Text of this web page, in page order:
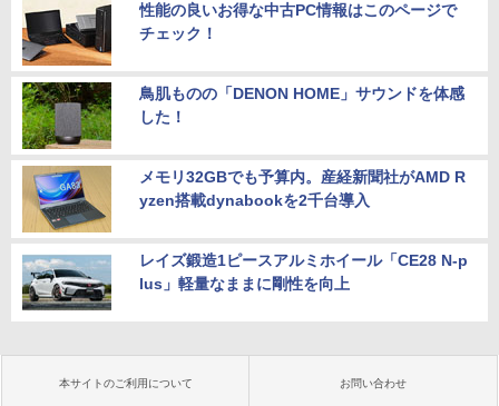
性能の良いお得な中古PC情報はこのページで
チェック！
鳥肌ものの「DENON HOME」サウンドを体感
した！
メモリ32GBでも予算内。産経新聞社がAMD R
yzen搭載dynabookを2千台導入
レイズ鍛造1ピースアルミホイール「CE28 N-p
lus」軽量なままに剛性を向上
本サイトのご利用について お問い合わせ